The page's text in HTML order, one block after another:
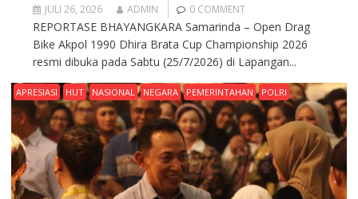
JULI 26, 2026 ADMIN 0 COMMENT
REPORTASE BHAYANGKARA Samarinda – Open Drag
Bike Akpol 1990 Dhira Brata Cup Championship 2026
resmi dibuka pada Sabtu (25/7/2026) di Lapangan...
APRESIASI HUT NASIONAL NEGARA PEMERINTAHAN POLRI